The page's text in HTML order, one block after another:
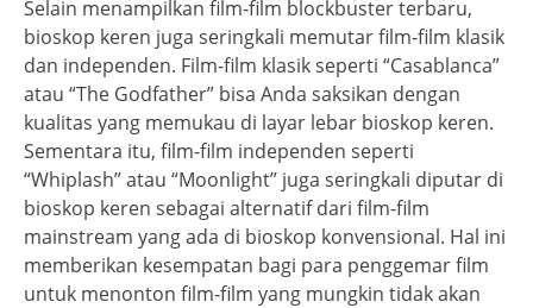
Selain menampilkan film-film blockbuster terbaru,
bioskop keren juga seringkali memutar film-film klasik
dan independen. Film-film klasik seperti “Casablanca”
atau “The Godfather” bisa Anda saksikan dengan
kualitas yang memukau di layar lebar bioskop keren.
Sementara itu, film-film independen seperti
“Whiplash” atau “Moonlight” juga seringkali diputar di
bioskop keren sebagai alternatif dari film-film
mainstream yang ada di bioskop konvensional. Hal ini
memberikan kesempatan bagi para penggemar film
untuk menonton film-film yang mungkin tidak akan